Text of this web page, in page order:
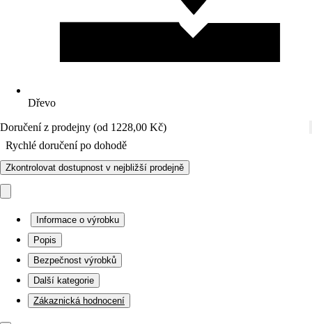
Dřevo
Doručení z prodejny (od 1228,00 Kč)
Rychlé doručení po dohodě
Zkontrolovat dostupnost v nejbližší prodejně
Informace o výrobku
Popis
Bezpečnost výrobků
Další kategorie
Zákaznická hodnocení